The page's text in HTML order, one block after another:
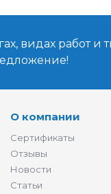
видах работ и
О компании
Сертификаты
Отзывы
Новости
Статьи